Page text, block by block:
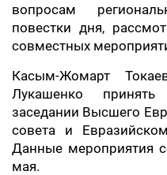
вопросам
повестки дня,
совместных
Касым-Жомарт
Лукашенко
заседании Высшего
совета и
Данные мероприятия
мая.